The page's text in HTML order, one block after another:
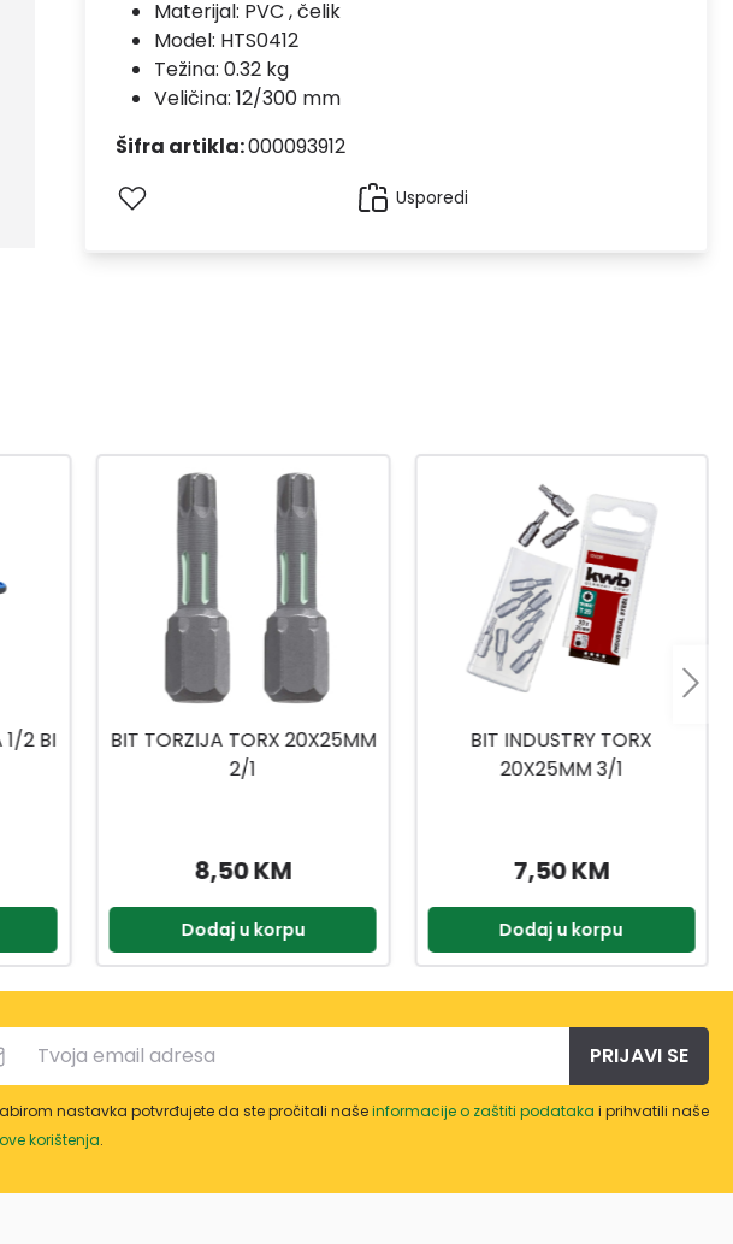
Materijal: PVC , čelik
Model: HTS0412
Težina: 0.32 kg
Veličina: 12/300 mm
Šifra artikla:000093912
Usporedi
BIT INDUSTRY TORX
20X25MM 3/1
7,50 KM
Dodaj u korpu
NASADNI KLJUČEVI
1/4,3/8,1/2 216-DJ.
399,90 KM
Dodaj u korpu
PRIJAVI SE
nastavka potvrđujete da ste pročitali našeinformacije o zaštiti podataka i prihvatili naše
korištenja.